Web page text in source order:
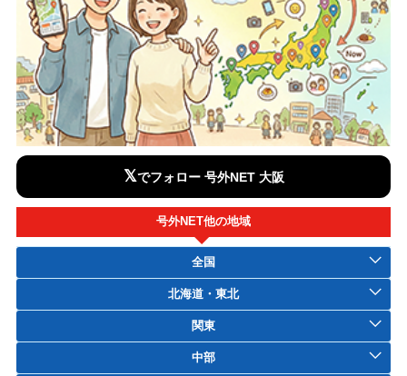
𝕏でフォロー 号外NET 大阪
号外NET他の地域
全国
北海道・東北
関東
中部